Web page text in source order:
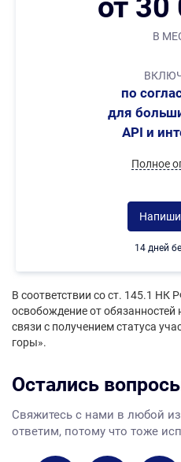
от 30
В
по
для
API и
Полное
14 дней
В соответствии со ст. 145.1 НК
освобождение от
связи с получением статуса
горы».
Остались
Свяжитесь с нами в любой
ответим, потому что тоже